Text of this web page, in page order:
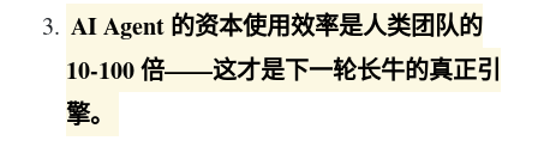
AI Agent 的资本使用效率是人类团队的
10-100 倍——这才是下一轮长牛的真正引
擎。